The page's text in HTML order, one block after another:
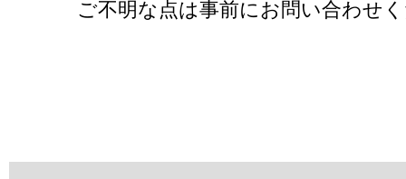
ご不明な点は事前にお問い合わせ